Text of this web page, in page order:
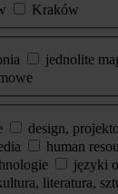
Kraków
jednolite
design,
human
języki
literatura,